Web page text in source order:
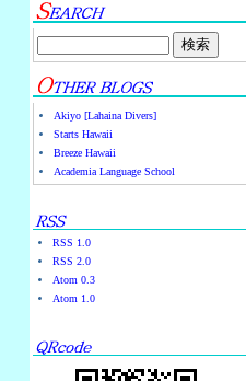
Akiyo [Lahaina Divers]
Starts Hawaii
Breeze Hawaii
Academia Language School
RSS 1.0
RSS 2.0
Atom 0.3
Atom 1.0